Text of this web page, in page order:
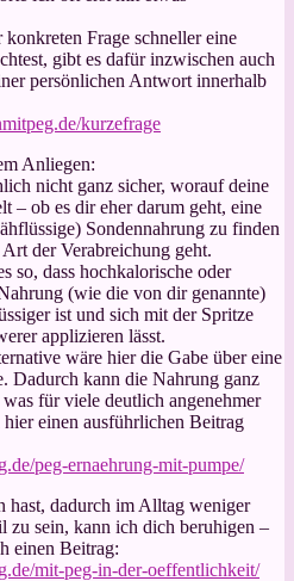
konkreten Frage schneller eine
gibt es dafür inzwischen auch
persönlichen Antwort innerhalb
kurzefrage
Anliegen:
nicht ganz sicher, worauf deine
– ob es dir eher darum geht, eine
Sondennahrung zu finden
der Verabreichung geht.
so, dass hochkalorische oder
(wie die von dir genannte)
ist und sich mit der Spritze
applizieren lässt.
wäre hier die Gabe über eine
Dadurch kann die Nahrung ganz
für viele deutlich angenehmer
einen ausführlichen Beitrag
peg-ernaehrung-mit-pumpe/
hast, dadurch im Alltag weniger
zu sein, kann ich dich beruhigen –
einen Beitrag:
mit-peg-in-der-oeffentlichkeit/